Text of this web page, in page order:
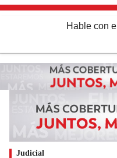
Hable con el
Judicial